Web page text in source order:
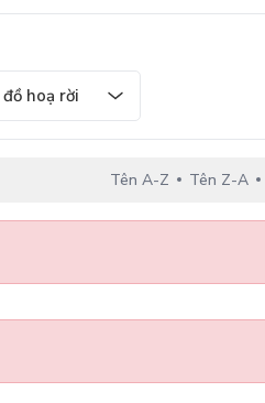
hoạ rời
Tên A-Z Tên Z-A